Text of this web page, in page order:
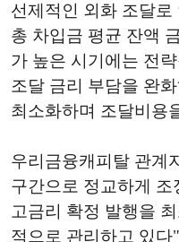
선제적인 외화 조달로
총 차입금 평균 잔액
가 높은 시기에는 전
조달 금리 부담을 완
최소화하며 조달비용
우리금융캐피탈 관계
구간으로 정교하게 조
고금리 확정 발행을
적으로 관리하고 있